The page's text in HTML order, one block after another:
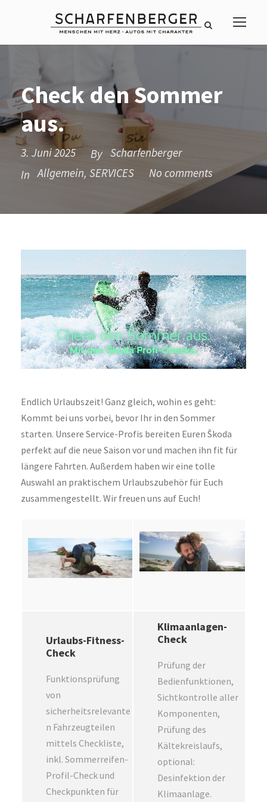
Check den Sommer
aus.
3. Juni 2025 By Scharfenberger
In Allgemein, SERVICES No comments
Endlich Urlaubszeit! Ganz gleich, wohin es geht:
Kommt bei uns vorbei, bevor Ihr in den Sommer
starten. Unsere Service-Profis bereiten Euren Škoda
perfekt auf die neue Saison vor und machen ihn fit für
längere Fahrten. Außerdem haben wir eine tolle
Auswahl an praktischem Urlaubszubehör für Euch
zusammengestellt. Wir freuen uns auf Euch!
Urlaubs-Fitness-
Check
Funktionsprüfung
von
sicherheitsrelevante
n Fahrzeugteilen
mittels Checkliste,
inkl. Sommerreifen-
Profil-Check und
Checkpunkten für
Klimaanlagen-
Check
Prüfung der
Bedienfunktionen,
Sichtkontrolle aller
Komponenten,
Prüfung des
Kältekreislaufs,
optional:
Desinfektion der
Klimaanlage.